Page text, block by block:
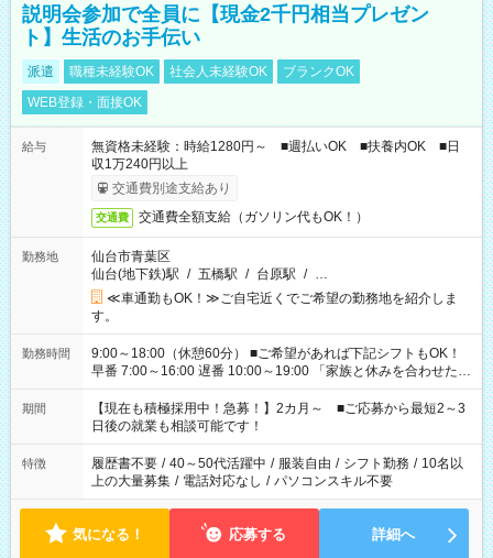
説明会参加で全員に【現金2千円相当プレゼン
ト】生活のお手伝い
派遣 職種未経験OK 社会人未経験OK
ブランクOK
WEB登録・面接OK
給与
無資格未経験：時給1280円～ ■週払いOK ■扶養内OK ■日
収1万240円以上
交通費別途支給あり
交通費 交通費全額支給（ガソリン代もOK！）
勤務地
仙台市青葉区
仙台(地下鉄)駅 / 五橋駅 / 台原駅 / …
≪車通勤もOK！≫ご自宅近くでご希望の勤務地を紹介しま
す。
勤務時間
9:00～18:00（休憩60分） ■ご希望があれば下記シフトもOK！
早番 7:00～16:00 遅番 10:00～19:00 「家族と休みを合わせた
い」 「余裕を持って夕飯の準備がしたい」 「できれば残業はし
たくない」 など、ご希望を教えてくださいね。 ※Wワーク希望
の方へ 今ご覧のお仕事で希望する勤務時間と、もう1つのお仕事
の勤務時間。 合計で週40時間を超える場合は応募できません。
期間
【現在も積極採用中！急募！】2カ月～ ■ご応募から最短2～3
日後の就業も相談可能です！
特徴 履歴書不要 / 40～50代活躍中 / 服装自由 / シフト勤務 / 10名以
上の大量募集 / 電話対応なし / パソコンスキル不要
気になる！ 応募する 詳細へ